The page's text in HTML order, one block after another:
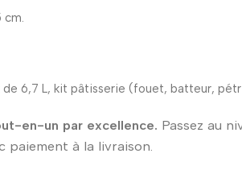
de 6,7 L, kit pâtisserie (fouet, batteur,
en-un par excellence. Passez au
paiement à la livraison.